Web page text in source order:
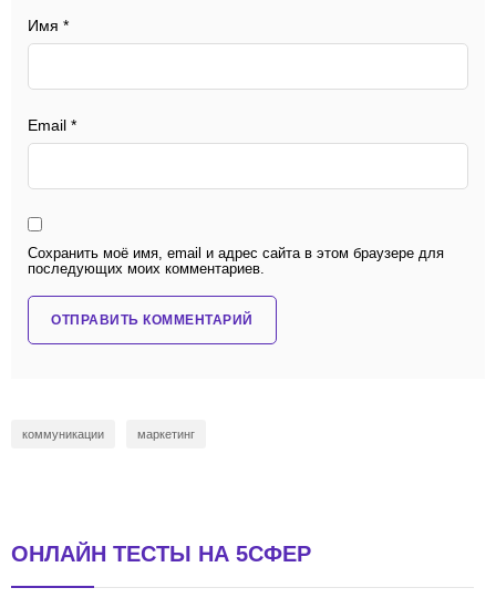
Имя *
Email *
Сохранить моё имя, email и адрес сайта в этом браузере для
последующих моих комментариев.
коммуникации маркетинг
ОНЛАЙН ТЕСТЫ НА 5СФЕР